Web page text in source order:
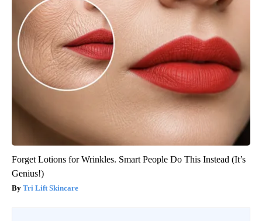
Forget Lotions for Wrinkles. Smart People Do This Instead (It’s
Genius!)
Tri Lift Skincare